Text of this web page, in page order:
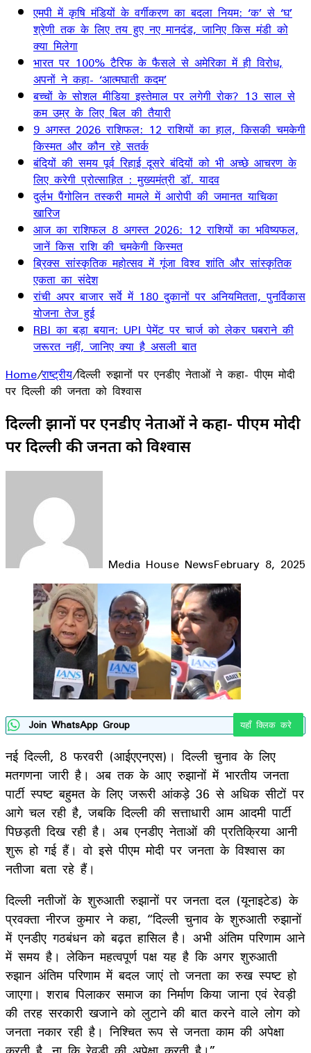
एमपी में कृषि मंडियों के वर्गीकरण का बदला नियम: ‘क’ से ‘घ’
श्रेणी तक के लिए तय हुए नए मानदंड, जानिए किस मंडी को
क्या मिलेगा
भारत पर 100% टैरिफ के फैसले से अमेरिका में ही विरोध,
अपनों ने कहा- ‘आत्मघाती कदम’
बच्चों के सोशल मीडिया इस्तेमाल पर लगेगी रोक? 13 साल से
कम उम्र के लिए बिल की तैयारी
9 अगस्त 2026 राशिफल: 12 राशियों का हाल, किसकी चमकेगी
किस्मत और कौन रहे सतर्क
बंदियों की समय पूर्व रिहाई दूसरे बंदियों को भी अच्छे आचरण के
लिए करेगी प्रोत्साहित : मुख्यमंत्री डॉ. यादव
दुर्लभ पैंगोलिन तस्करी मामले में आरोपी की जमानत याचिका
खारिज
आज का राशिफल 8 अगस्त 2026: 12 राशियों का भविष्यफल,
जानें किस राशि की चमकेगी किस्मत
ब्रिक्स सांस्कृतिक महोत्सव में गूंजा विश्व शांति और सांस्कृतिक
एकता का संदेश
रांची अपर बाजार सर्वे में 180 दुकानों पर अनियमितता, पुनर्विकास
योजना तेज हुई
RBI का बड़ा बयान: UPI पेमेंट पर चार्ज को लेकर घबराने की
जरूरत नहीं, जानिए क्या है असली बात
Home/राष्ट्रीय/दिल्ली रुझानों पर एनडीए नेताओं ने कहा- पीएम मोदी
पर दिल्ली की जनता को विश्वास
दिल्ली रुझानों पर एनडीए नेताओं ने कहा- पीएम मोदी
पर दिल्ली की जनता को विश्वास
Media House NewsFebruary 8, 2025
Facebook
LinkedIn
WhatsApp
Telegram
Join WhatsApp Group यहाँ क्लिक करे
नई दिल्ली, 8 फरवरी (आईएएनएस)। दिल्ली चुनाव के लिए
मतगणना जारी है। अब तक के आए रुझानों में भारतीय जनता
पार्टी स्पष्ट बहुमत के लिए जरूरी आंकड़े 36 से अधिक सीटों पर
आगे चल रही है, जबकि दिल्ली की सत्ताधारी आम आदमी पार्टी
पिछड़ती दिख रही है। अब एनडीए नेताओं की प्रतिक्रिया आनी
शुरू हो गई हैं। वो इसे पीएम मोदी पर जनता के विश्वास का
नतीजा बता रहे हैं।
दिल्ली नतीजों के शुरुआती रुझानों पर जनता दल (यूनाइटेड) के
प्रवक्ता नीरज कुमार ने कहा, “दिल्ली चुनाव के शुरुआती रुझानों
में एनडीए गठबंधन को बढ़त हासिल है। अभी अंतिम परिणाम आने
में समय है। लेकिन महत्वपूर्ण पक्ष यह है कि अगर शुरुआती
रुझान अंतिम परिणाम में बदल जाएं तो जनता का रुख स्पष्ट हो
जाएगा। शराब पिलाकर समाज का निर्माण किया जाना एवं रेवड़ी
की तरह सरकारी खजाने को लुटाने की बात करने वाले लोग को
जनता नकार रही है। निश्चित रूप से जनता काम की अपेक्षा